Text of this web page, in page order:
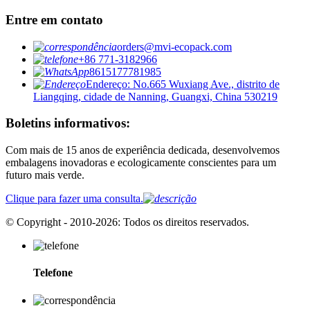
Entre em contato
orders@mvi-ecopack.com
+86 771-3182966
8615177781985
Endereço: No.665 Wuxiang Ave., distrito de
Liangqing, cidade de Nanning, Guangxi, China 530219
Boletins informativos:
Com mais de 15 anos de experiência dedicada, desenvolvemos
embalagens inovadoras e ecologicamente conscientes para um
futuro mais verde.
Clique para fazer uma consulta.
© Copyright - 2010-2026: Todos os direitos reservados.
Telefone